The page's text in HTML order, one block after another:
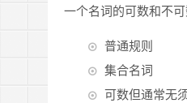
一个名词的可数和不
普通规则
集合名词
可数但通常无